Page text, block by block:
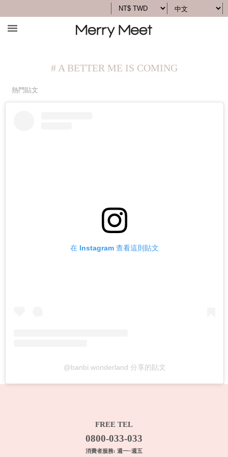
# A BETTER ME IS COMING
熱門貼文
在 Instagram 查看這則貼文
@banbi.wonderland 分享的貼文
FREE TEL
0800-033-033
消費者服務: 週一~週五